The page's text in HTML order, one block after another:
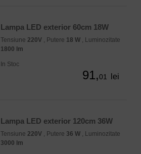
Lampa LED exterior 60cm 18W
Tensiune 220V , Putere 18 W , Luminozitate
1800 lm
In Stoc
91,01 lei
Lampa LED exterior 120cm 36W
Tensiune 220V , Putere 36 W , Luminozitate
3000 lm